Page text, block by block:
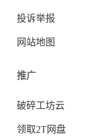
投诉举报
网站地图
推广
破碎工坊云
领取2T网盘